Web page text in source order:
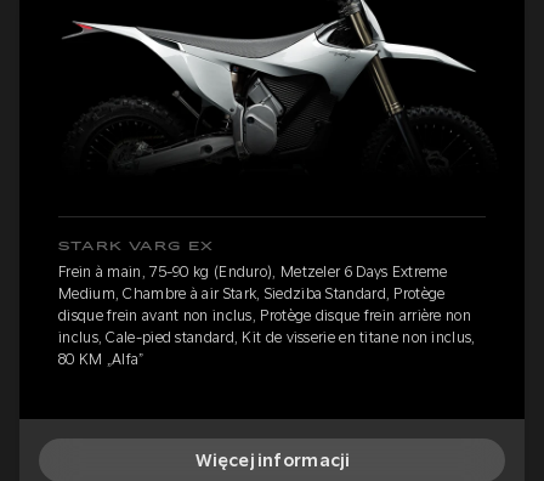
STARK VARG EX
Frein à main, 75-90 kg (Enduro), Metzeler 6 Days Extreme
Medium, Chambre à air Stark, Siedziba Standard, Protège
disque frein avant non inclus, Protège disque frein arrière non
inclus, Cale-pied standard, Kit de visserie en titane non inclus,
80 KM „Alfa”
Więcej informacji